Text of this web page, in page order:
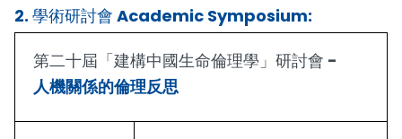
2. 學術研討會 Academic Symposium:
第二十屆「建構中國生命倫理學」研討會 -
人機關係的倫理反思